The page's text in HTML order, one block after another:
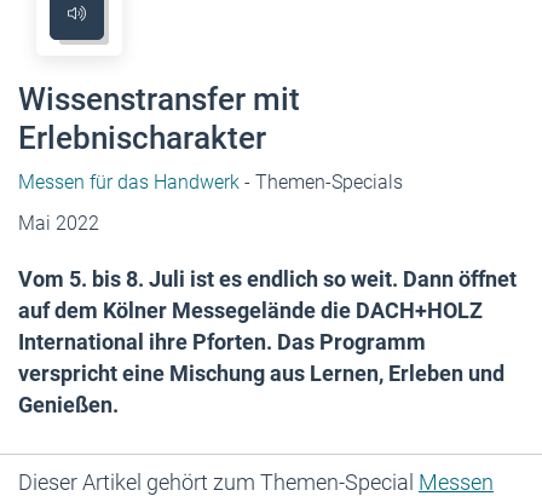
Wissenstransfer mit
Erlebnischarakter
Messen für das Handwerk - Themen-Specials
Mai 2022
Vom 5. bis 8. Juli ist es endlich so weit. Dann öffnet
auf dem Kölner Messegelände die DACH+HOLZ
International ihre Pforten. Das Programm
verspricht eine Mischung aus Lernen, Erleben und
Genießen.
Dieser Artikel gehört zum Themen-Special Messen